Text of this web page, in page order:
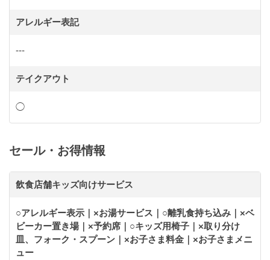
アレルギー表記
---
テイクアウト
◯
セール・お得情報
飲食店舗キッズ向けサービス
○アレルギー表示｜×お湯サービス｜○離乳食持ち込み｜×ベ
ビーカー置き場｜×予約席｜○キッズ用椅子｜×取り分け
皿、フォーク・スプーン｜×お子さま料金｜×お子さまメニ
ュー